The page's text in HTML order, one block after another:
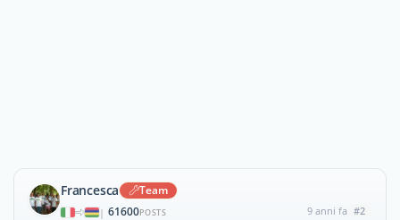
Francesca Team
| 61600POSTS 9 anni fa #2